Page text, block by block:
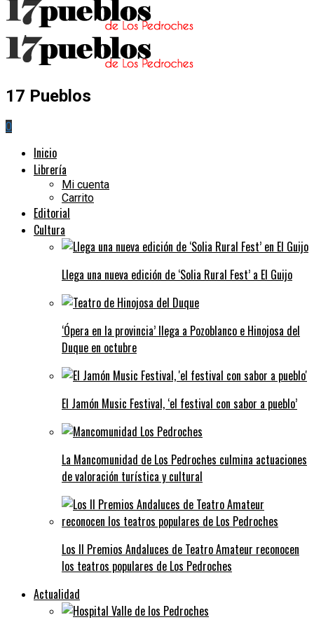
17 Pueblos
0
Inicio
Librería
Mi cuenta
Carrito
Editorial
Cultura
Llega una nueva edición de ‘Solia Rural Fest’ a El Guijo
‘Ópera en la provincia’ llega a Pozoblanco e Hinojosa del
Duque en octubre
El Jamón Music Festival, ‘el festival con sabor a pueblo’
La Mancomunidad de Los Pedroches culmina actuaciones
de valoración turística y cultural
Los II Premios Andaluces de Teatro Amateur reconocen
los teatros populares de Los Pedroches
Actualidad